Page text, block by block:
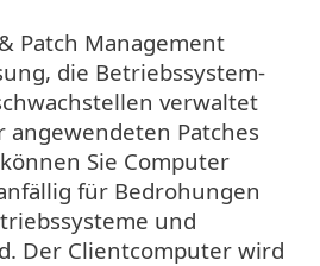
Patch Management
die Betriebssystem-
verwaltet
angewendeten Patches
Sie Computer
für Bedrohungen
und
Der Clientcomputer wird